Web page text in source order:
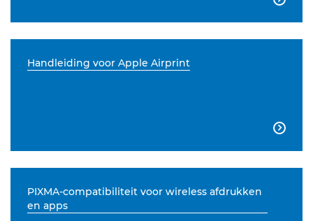
Handleiding voor Apple Airprint

PIXMA-compatibiliteit voor wireless afdrukken
en apps